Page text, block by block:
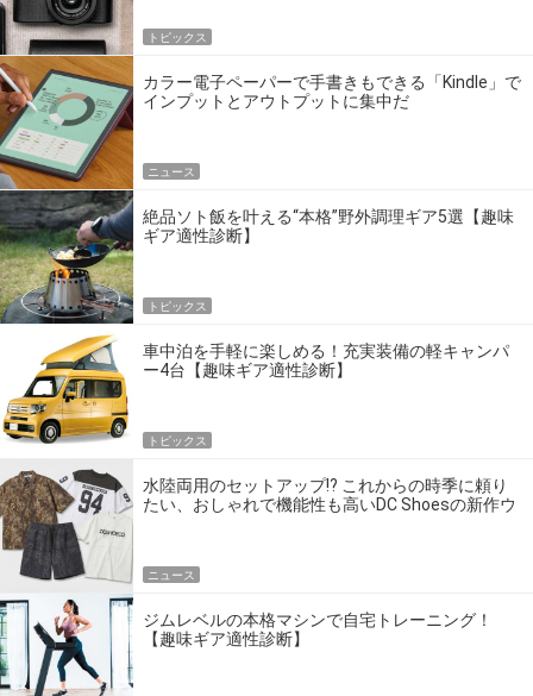
トピックス
カラー電子ペーパーで手書きもできる「Kindle」で
インプットとアウトプットに集中だ
ニュース
絶品ソト飯を叶える“本格”野外調理ギア5選【趣味
ギア適性診断】
トピックス
車中泊を手軽に楽しめる！充実装備の軽キャンパ
ー4台【趣味ギア適性診断】
トピックス
水陸両用のセットアップ!? これからの時季に頼り
たい、おしゃれで機能性も高いDC Shoesの新作ウ
ニュース
ジムレベルの本格マシンで自宅トレーニング！
【趣味ギア適性診断】